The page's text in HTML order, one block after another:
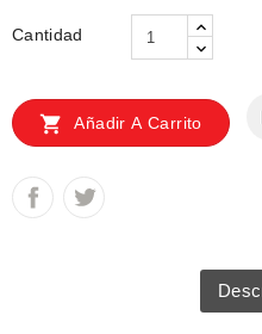
Cantidad
 Añadir A Carrito